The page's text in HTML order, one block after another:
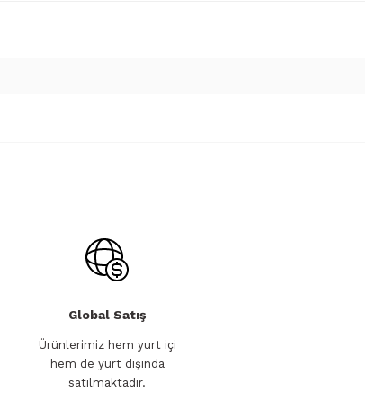
Global Satış
Ürünlerimiz hem yurt içi
hem de yurt dışında
satılmaktadır.